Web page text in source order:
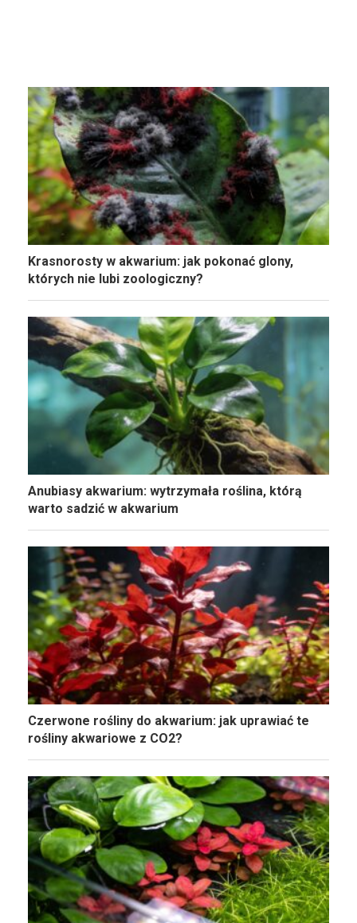
Krasnorosty w akwarium: jak pokonać glony,
których nie lubi zoologiczny?
Anubiasy akwarium: wytrzymała roślina, którą
warto sadzić w akwarium
Czerwone rośliny do akwarium: jak uprawiać te
rośliny akwariowe z CO2?